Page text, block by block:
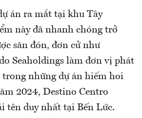
án ra mắt tại khu Tây
này đã nhanh chóng trở
săn đón, đơn cử như
Seaholdings làm đơn vị phát
những dự án hiếm hoi
2024, Destino Centro
tên duy nhất tại Bến Lức.